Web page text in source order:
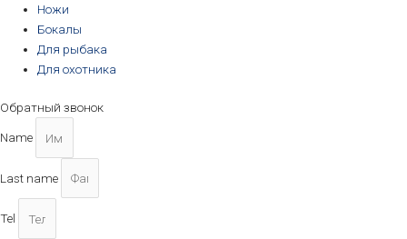
Ножи
Бокалы
Для рыбака
Для охотника
Обратный звонок
Name
Last name
Tel